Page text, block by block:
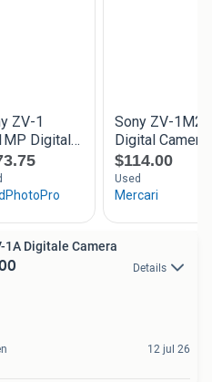
1A Digitale Camera
Details
12 jul 26